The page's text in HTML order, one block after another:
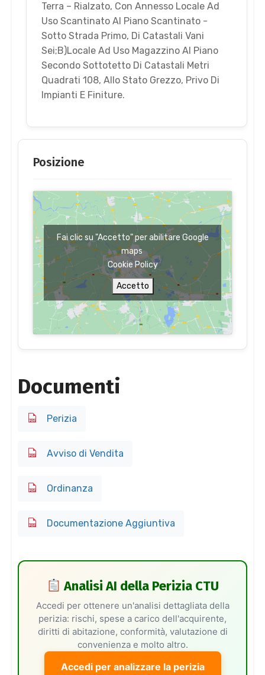
Terra – Rialzato, Con Annesso Locale Ad
Uso Scantinato Al Piano Scantinato -
Sotto Strada Primo, Di Catastali Vani
Sei;B)Locale Ad Uso Magazzino Al Piano
Secondo Sottotetto Di Catastali Metri
Quadrati 108, Allo Stato Grezzo, Privo Di
Impianti E Finiture.
Posizione
Fai clic su "Accetto" per abilitare Google
maps
Cookie Policy
Accetto
Documenti
Perizia
Avviso di Vendita
Ordinanza
Documentazione Aggiuntiva
Analisi AI della Perizia CTU
Accedi per ottenere un'analisi dettagliata della
perizia: rischi, spese a carico dell'acquirente,
diritti di abitazione, conformità, valutazione di
convenienza e molto altro.
Accedi per analizzare la perizia